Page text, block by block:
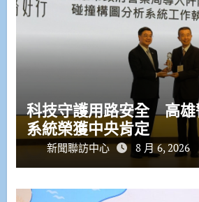
科技守護用路安全 高雄
系統榮獲中央肯定
新聞聯訪中心 8 月 6, 2026